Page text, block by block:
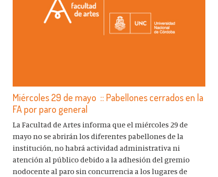
Miércoles 29 de mayo :: Pabellones cerrados en la
FA por paro general
La Facultad de Artes informa que el miércoles 29 de
mayo no se abrirán los diferentes pabellones de la
institución, no habrá actividad administrativa ni
atención al público debido a la adhesión del gremio
nodocente al paro sin concurrencia a los lugares de